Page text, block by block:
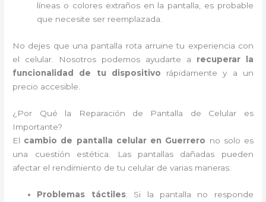
líneas o colores extraños en la pantalla, es probable
que necesite ser reemplazada.
No dejes que una pantalla rota arruine tu experiencia con
el celular. Nosotros podemos ayudarte a recuperar la
funcionalidad de tu dispositivo rápidamente y a un
precio accesible.
¿Por Qué la Reparación de Pantalla de Celular es
Importante?
El cambio de pantalla celular en Guerrero no solo es
una cuestión estética. Las pantallas dañadas pueden
afectar el rendimiento de tu celular de varias maneras:
Problemas táctiles: Si la pantalla no responde